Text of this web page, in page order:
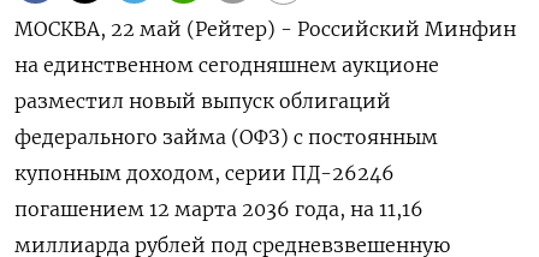
МОСКВА, 22 май (Рейтер) - Российский Минфин
на единственном сегодняшнем аукционе
разместил новый выпуск облигаций
федерального займа (ОФЗ) с постоянным
купонным доходом, серии ПД-26246
погашением 12 марта 2036 года, на 11,16
миллиарда рублей под средневзвешенную